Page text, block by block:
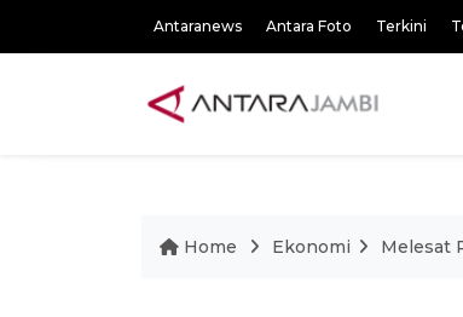
Antaranews Antara Foto Terkini
Home Ekonomi Melesat